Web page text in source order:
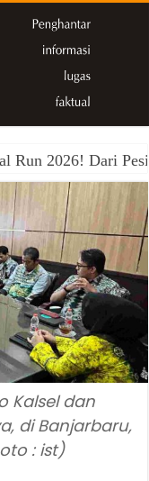
Run 2026! Dari
Kalsel dan
di Banjarbaru,
: ist)